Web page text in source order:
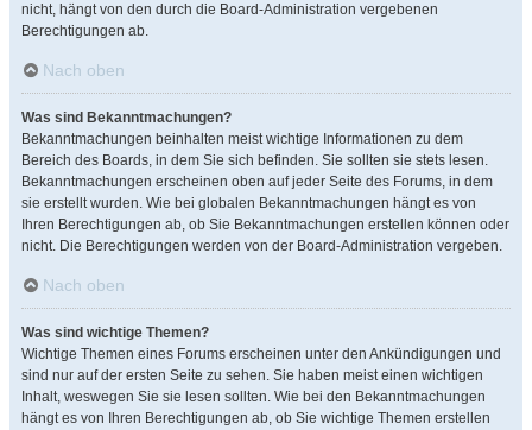
nicht, hängt von den durch die Board-Administration vergebenen
Berechtigungen ab.
Nach oben
Was sind Bekanntmachungen?
Bekanntmachungen beinhalten meist wichtige Informationen zu dem
Bereich des Boards, in dem Sie sich befinden. Sie sollten sie stets lesen.
Bekanntmachungen erscheinen oben auf jeder Seite des Forums, in dem
sie erstellt wurden. Wie bei globalen Bekanntmachungen hängt es von
Ihren Berechtigungen ab, ob Sie Bekanntmachungen erstellen können oder
nicht. Die Berechtigungen werden von der Board-Administration vergeben.
Nach oben
Was sind wichtige Themen?
Wichtige Themen eines Forums erscheinen unter den Ankündigungen und
sind nur auf der ersten Seite zu sehen. Sie haben meist einen wichtigen
Inhalt, weswegen Sie sie lesen sollten. Wie bei den Bekanntmachungen
hängt es von Ihren Berechtigungen ab, ob Sie wichtige Themen erstellen